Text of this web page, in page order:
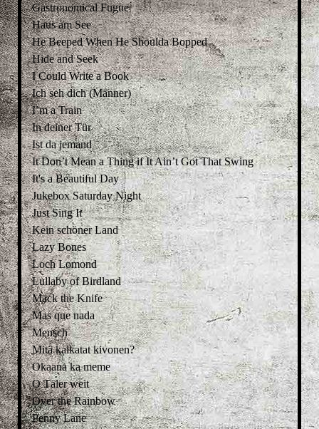
Gastronomical Fugue
Haus am See
He Beeped When He Shoulda Bopped
Hide and Seek
I Could Write a Book
Ich seh dich (Männer)
I’m a Train
In deiner Tür
Ist da jemand
It Don’t Mean a Thing if It Ain’t Got That Swing
It's a Beautiful Day
Jukebox Saturday Night
Just Sing It
Kein schöner Land
Lazy Bones
Loch Lomond
Lullaby of Birdland
Mack the Knife
Mas que nada
Mensch
Mitä kaikatat kivonen?
Okaana ka meme
O Täler weit
Over the Rainbow
Penny Lane